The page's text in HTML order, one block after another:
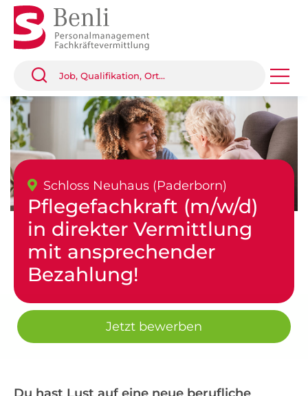
Schloss Neuhaus (Paderborn)
Pflegefachkraft (m/w/d)
in direkter Vermittlung
mit ansprechender
Bezahlung!
Jetzt bewerben